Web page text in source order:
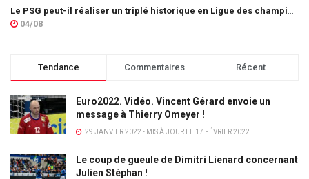
04/08
Tendance Commentaires Récent
Euro2022. Vidéo. Vincent Gérard envoie un
message à Thierry Omeyer !
29 JANVIER 2022 - MIS À JOUR LE 17 FÉVRIER 2022
Le coup de gueule de Dimitri Lienard concernant
Julien Stéphan !